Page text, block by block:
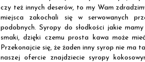
czy też innych deserów, to my Wam
miejsca zakochali się w serwowanych
podobnych. Syropy do słodkości jakie
smaki, dzięki czemu prosta kawa może
Przekonajcie się, że żaden inny syrop nie ma
naszej ofercie znajdziecie syropy